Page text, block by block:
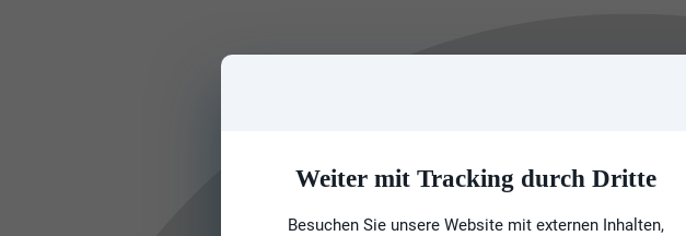
Weiter mit Tracking durch Dritte
Besuchen Sie unsere Website mit externen Inhalten,